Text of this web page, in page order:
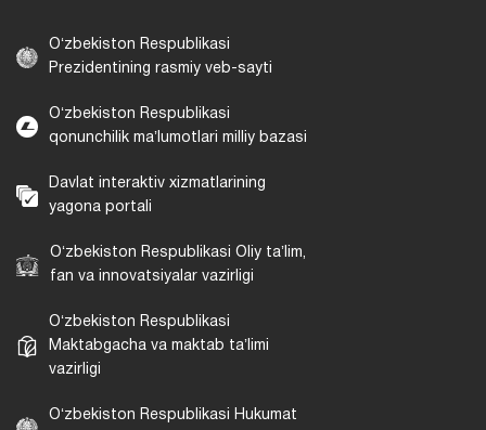
Oʻzbekiston Respublikasi
Prezidentining rasmiy veb-sayti
Oʻzbekiston Respublikasi
qonunchilik maʼlumotlari milliy bazasi
Davlat interaktiv xizmatlarining
yagona portali
Oʻzbekiston Respublikasi Oliy taʼlim,
fan va innovatsiyalar vazirligi
Oʻzbekiston Respublikasi
Maktabgacha va maktab taʼlimi
vazirligi
Oʻzbekiston Respublikasi Hukumat